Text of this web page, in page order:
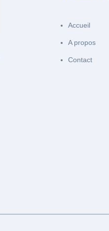
Accueil
A propos
Contact